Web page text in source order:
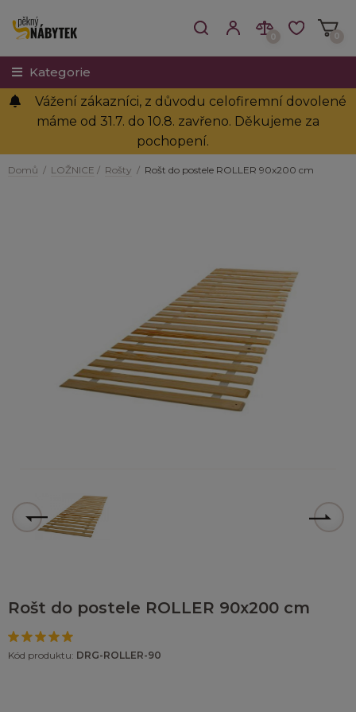
0
0
Kategorie
Vážení zákazníci, z důvodu celofiremní dovolené
máme od 31.7. do 10.8. zavřeno. Děkujeme za
pochopení.
Domů / LOŽNICE / Rošty / Rošt do postele ROLLER 90x200 cm
Rošt do postele ROLLER 90x200 cm
Kód produktu: DRG-ROLLER-90